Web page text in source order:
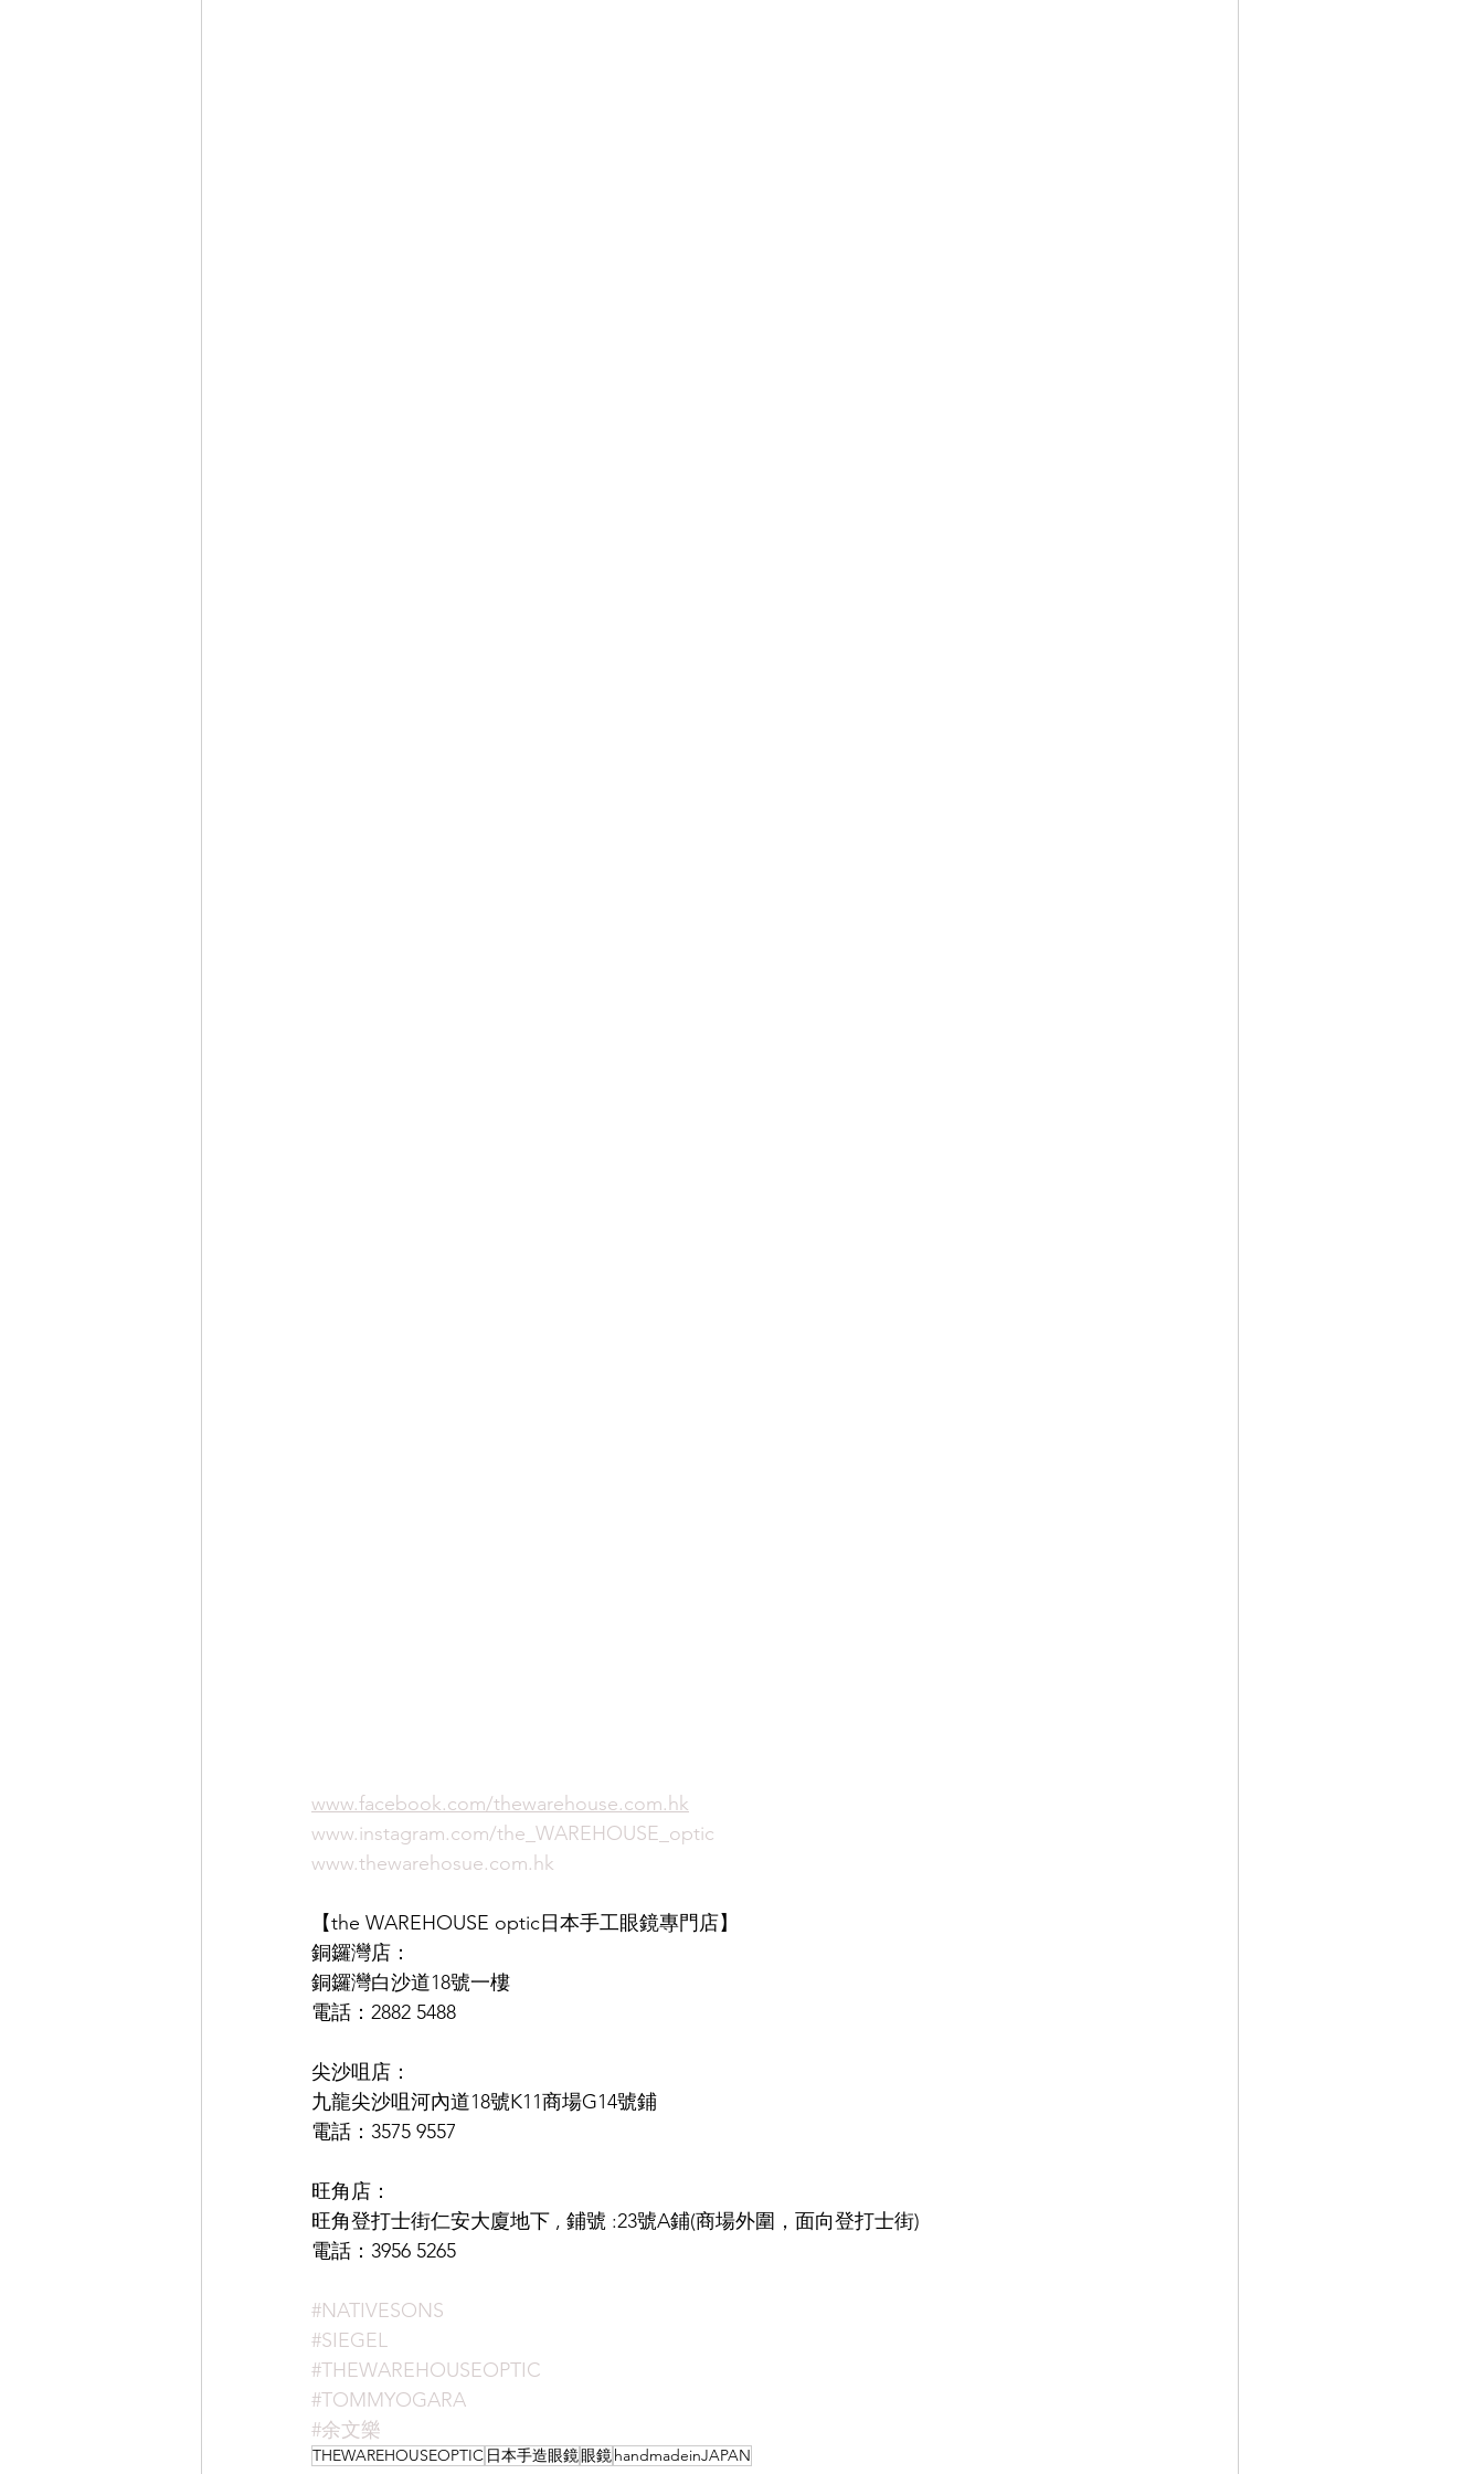
www.facebook.com/thewarehouse.com.hk
www.instagram.com/the_WAREHOUSE_optic
www.thewarehosue.com.hk
【the WAREHOUSE optic日本手工眼鏡專門店】
銅鑼灣店：
銅鑼灣白沙道18號一樓
電話：2882 5488
尖沙咀店：
九龍尖沙咀河內道18號K11商場G14號鋪
電話：3575 9557
旺角店：
旺角登打士街仁安大廈地下 , 鋪號 :23號A鋪(商場外圍，面向登打士街)
電話：3956 5265
#NATIVESONS
#SIEGEL
#THEWAREHOUSEOPTIC
#TOMMYOGARA
#余文樂
THEWAREHOUSEOPTIC 日本手造眼鏡眼鏡handmadeinJAPAN